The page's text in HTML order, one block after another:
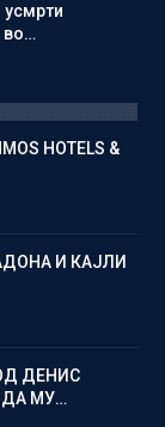
во…
HOTELS &
И КАЈЛИ
ДЕНИС
МУ…